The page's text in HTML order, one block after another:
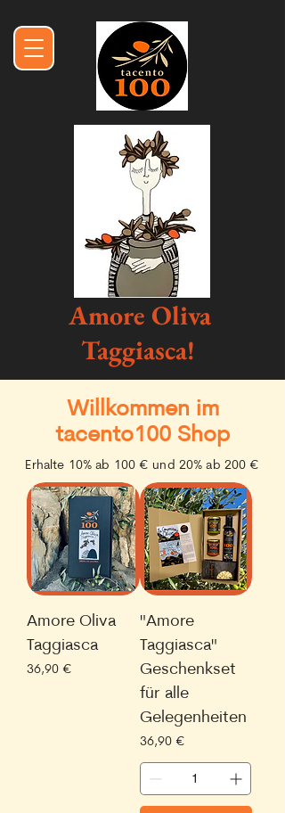
Amore Oliva
Taggiasca!
Willkommen im
tacento100 Shop
Amore Oliva
Taggiasca
Preis
36,90 €
"Amore
Taggiasca"
Geschenkset
für alle
Gelegenheiten
Preis
36,90 €
Erhalte 10% ab 100 € und 20% ab 200 €